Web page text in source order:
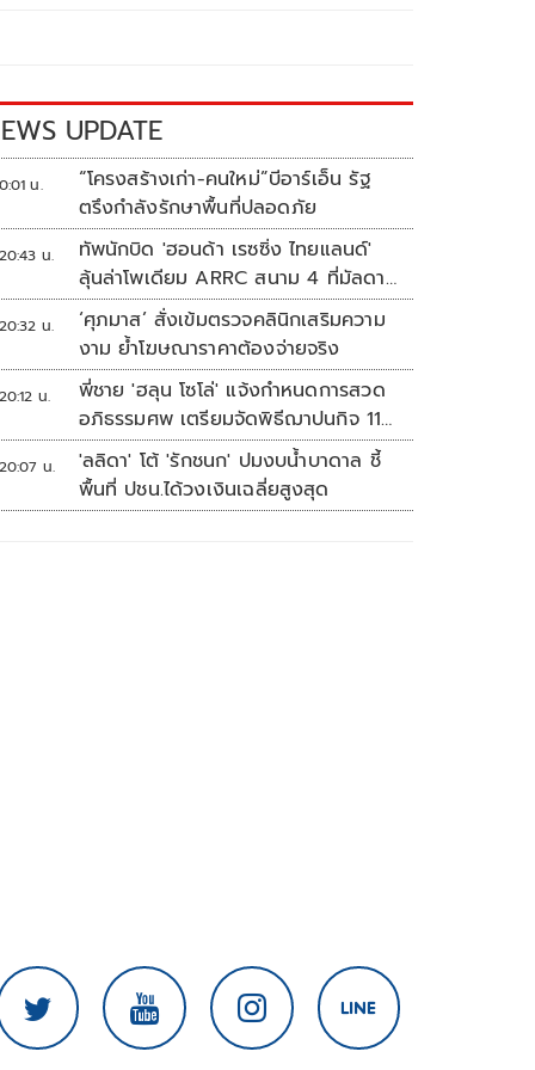
UPDATE
น.
“โครงสร้างเก่า-คนใหม่”บีอาร์เอ็น รัฐ
ตรึงกำลังรักษาพื้นที่ปลอดภัย
น.
ทัพนักบิด 'ฮอนด้า เรซซิ่ง ไทยแลนด์'
ลุ้นล่าโพเดียม ARRC สนาม 4 ที่มัลดาลิ
กา
น.
‘ศุภมาส’ สั่งเข้มตรวจคลินิกเสริมความ
งาม ย้ำโฆษณาราคาต้องจ่ายจริง
น.
พี่ชาย 'ฮลุน โซโล่' แจ้งกำหนดการสวด
อภิธรรมศพ เตรียมจัดพิธีฌาปนกิจ 11
ส.ค.
น.
'ลลิดา' โต้ 'รักชนก' ปมงบน้ำบาดาล ชี้
พื้นที่ ปชน.ได้วงเงินเฉลี่ยสูงสุด